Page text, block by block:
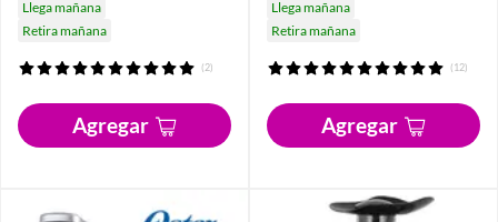
Llega mañana
Retira mañana
(2)
Agregar
Llega mañana
Retira mañana
(12)
Agregar